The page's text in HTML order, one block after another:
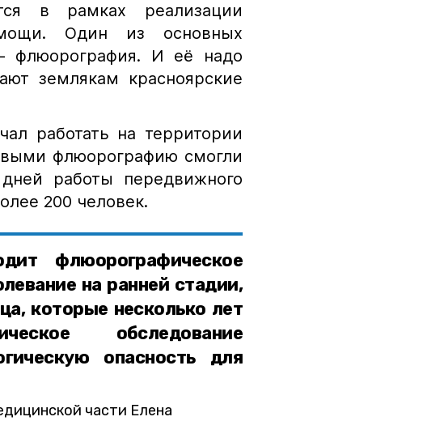
в рамках реализации
Один из основных
флюорография. И её надо
землякам красноярские
работать на территории
флюорографию смогли
работы передвижного
200 человек.
флюорографическое
на ранней стадии,
которые несколько лет
обследование
опасность для
части Елена